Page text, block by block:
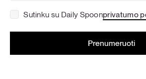
Sutinku su Daily Spoonprivatumo